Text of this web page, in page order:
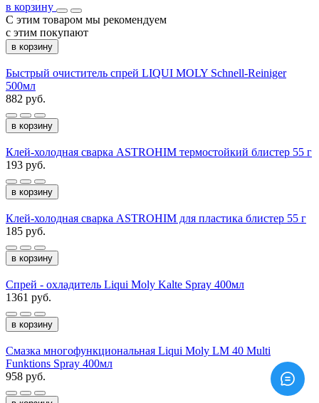
в корзину
С этим товаром мы рекомендуем
с этим покупают
в корзину
Быстрый очиститель спрей LIQUI MOLY Schnell-Reiniger
500мл
882 руб.
в корзину
Клей-холодная сварка ASTROHIM термостойкий блистер 55 г
193 руб.
в корзину
Клей-холодная сварка ASTROHIM для пластика блистер 55 г
185 руб.
в корзину
Спрей - охладитель Liqui Moly Kalte Spray 400мл
1361 руб.
в корзину
Смазка многофункциональная Liqui Moly LM 40 Multi
Funktions Spray 400мл
958 руб.